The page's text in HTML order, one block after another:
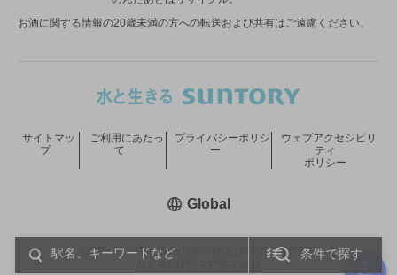
条件で探す
お酒に関する情報の20歳未満の方への転送および共有はご遠慮ください。
COPYRIGHT © SUNTORY HOLDINGS LIMITED.
サイトマッ
プ
ご利用にあたっ
て
プライバシーポリシ
ー
ウェブアクセシビリ
ティ
ポリシー
Global新しいウィンドウで開く